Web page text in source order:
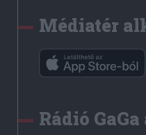
Médiatér
Rádió